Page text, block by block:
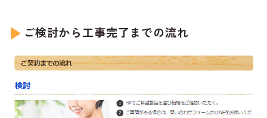
ご検討から工事完了までの流れ